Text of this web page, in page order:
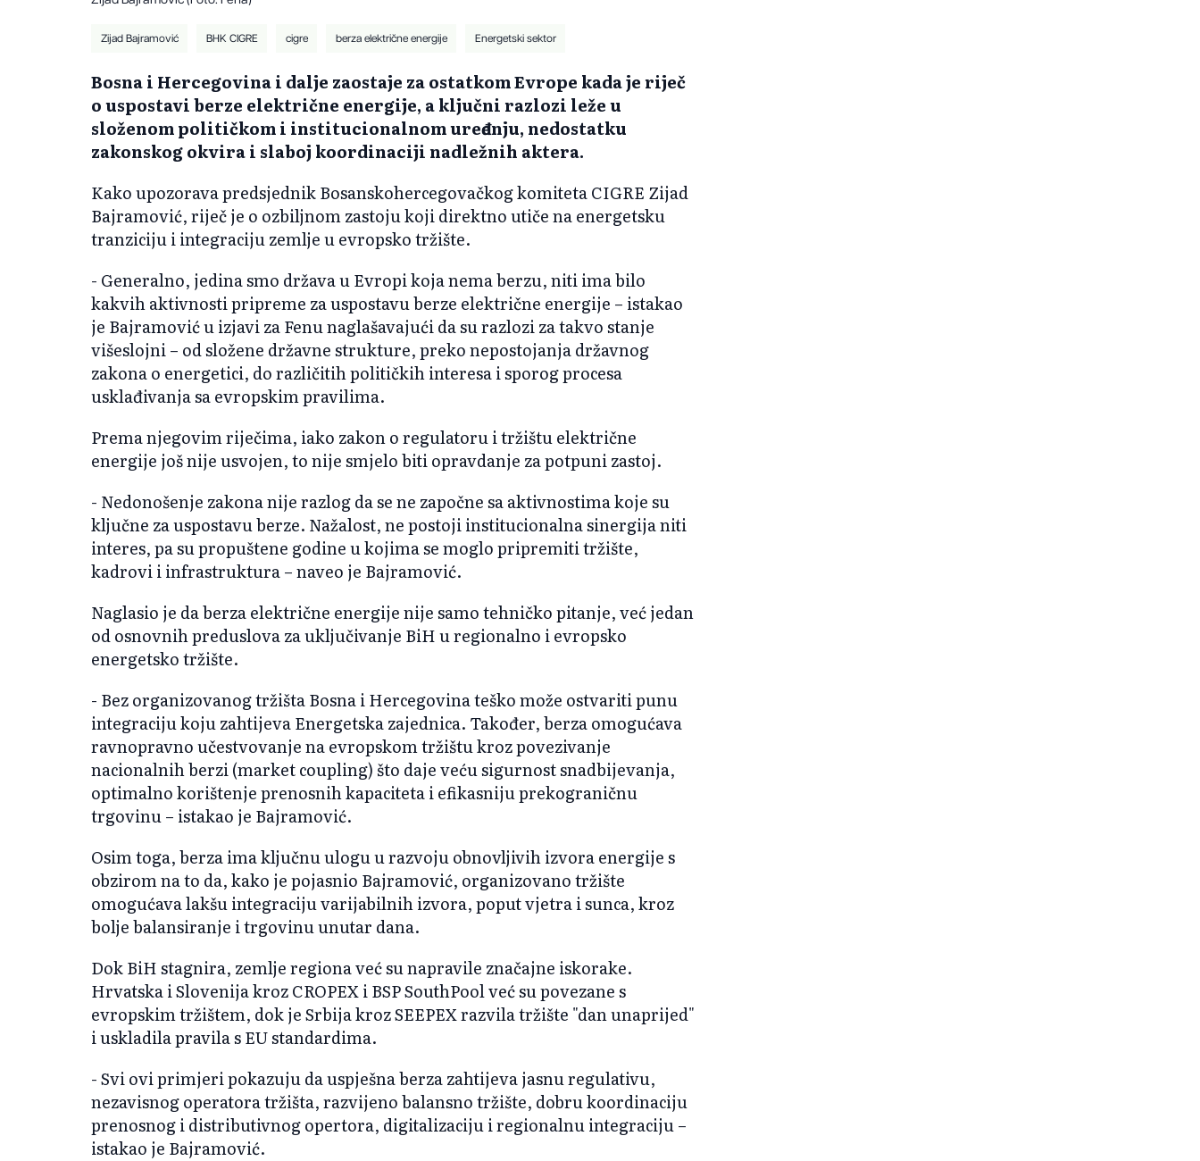
Zijad Bajramović BHK CIGRE cigre berza električne energije Energetski sektor
Bosna i Hercegovina i dalje zaostaje za ostatkom Evrope kada je riječ
o uspostavi berze električne energije, a ključni razlozi leže u
složenom političkom i institucionalnom uređenju, nedostatku
zakonskog okvira i slaboj koordinaciji nadležnih aktera.
Kako upozorava predsjednik Bosanskohercegovačkog komiteta CIGRE Zijad
Bajramović, riječ je o ozbiljnom zastoju koji direktno utiče na energetsku
tranziciju i integraciju zemlje u evropsko tržište.
- Generalno, jedina smo država u Evropi koja nema berzu, niti ima bilo
kakvih aktivnosti pripreme za uspostavu berze električne energije – istakao
je Bajramović u izjavi za Fenu naglašavajući da su razlozi za takvo stanje
višeslojni – od složene državne strukture, preko nepostojanja državnog
zakona o energetici, do različitih političkih interesa i sporog procesa
usklađivanja sa evropskim pravilima.
Prema njegovim riječima, iako zakon o regulatoru i tržištu električne
energije još nije usvojen, to nije smjelo biti opravdanje za potpuni zastoj.
- Nedonošenje zakona nije razlog da se ne započne sa aktivnostima koje su
ključne za uspostavu berze. Nažalost, ne postoji institucionalna sinergija niti
interes, pa su propuštene godine u kojima se moglo pripremiti tržište,
kadrovi i infrastruktura – naveo je Bajramović.
Naglasio je da berza električne energije nije samo tehničko pitanje, već jedan
od osnovnih preduslova za uključivanje BiH u regionalno i evropsko
energetsko tržište.
- Bez organizovanog tržišta Bosna i Hercegovina teško može ostvariti punu
integraciju koju zahtijeva Energetska zajednica. Također, berza omogućava
ravnopravno učestvovanje na evropskom tržištu kroz povezivanje
nacionalnih berzi (market coupling) što daje veću sigurnost snadbijevanja,
optimalno korištenje prenosnih kapaciteta i efikasniju prekograničnu
trgovinu – istakao je Bajramović.
Osim toga, berza ima ključnu ulogu u razvoju obnovljivih izvora energije s
obzirom na to da, kako je pojasnio Bajramović, organizovano tržište
omogućava lakšu integraciju varijabilnih izvora, poput vjetra i sunca, kroz
bolje balansiranje i trgovinu unutar dana.
Dok BiH stagnira, zemlje regiona već su napravile značajne iskorake.
Hrvatska i Slovenija kroz CROPEX i BSP SouthPool već su povezane s
evropskim tržištem, dok je Srbija kroz SEEPEX razvila tržište "dan unaprijed"
i uskladila pravila s EU standardima.
- Svi ovi primjeri pokazuju da uspješna berza zahtijeva jasnu regulativu,
nezavisnog operatora tržišta, razvijeno balansno tržište, dobru koordinaciju
prenosnog i distributivnog opertora, digitalizaciju i regionalnu integraciju –
istakao je Bajramović.